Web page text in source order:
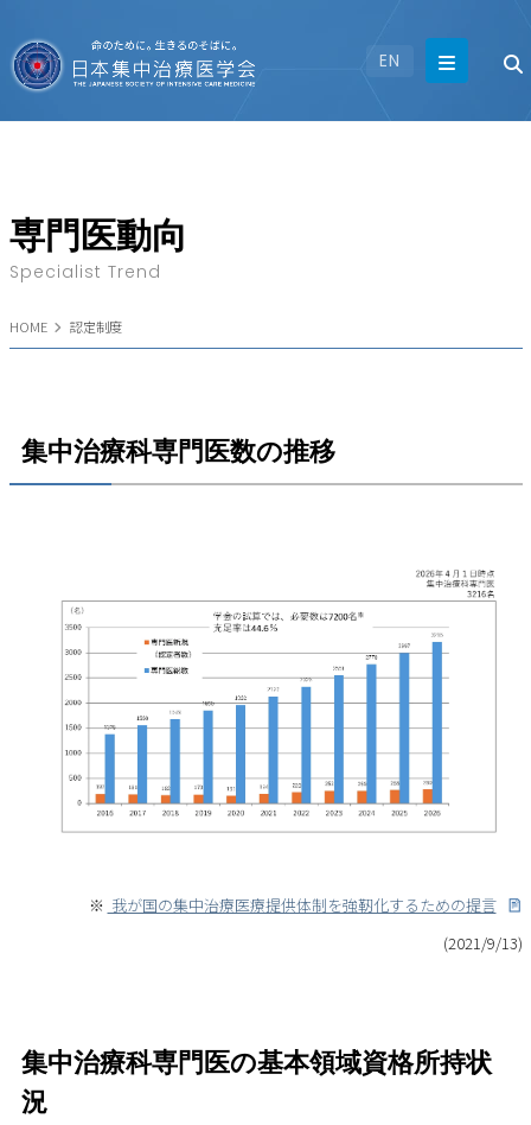
EN
専門医動向
Specialist Trend
HOME 認定制度
集中治療科専門医数の推移
※ 我が国の集中治療医療提供体制を強靭化するための提言
(2021/9/13)
集中治療科専門医の基本領域資格所持状
況